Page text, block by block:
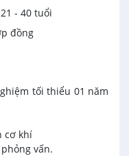
- 40 tuổi
đồng
tối thiểu 01 năm
cơ khí
vấn.